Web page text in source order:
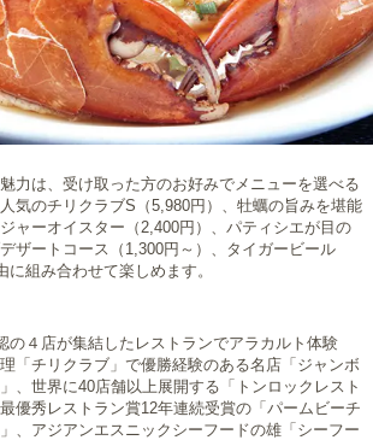
力は、受け取った方のお好みでメニューを選べる
気のチリクラブS（5,980円）、牡蠣の旨みを堪能
ャーオイスター（2,400円）、パティシエが目の
ザートコース（1,300円～）、タイガービール
に組み合わせて楽しめます。
の４店が集結したレストランでアラカルト体験
「チリクラブ」で優勝経験のある名店「ジャンボ
、世界に40店舗以上展開する「トンロックレスト
優秀レストラン賞12年連続受賞の「パームビーチ
、アジアンエスニックシーフードの雄「シーフー